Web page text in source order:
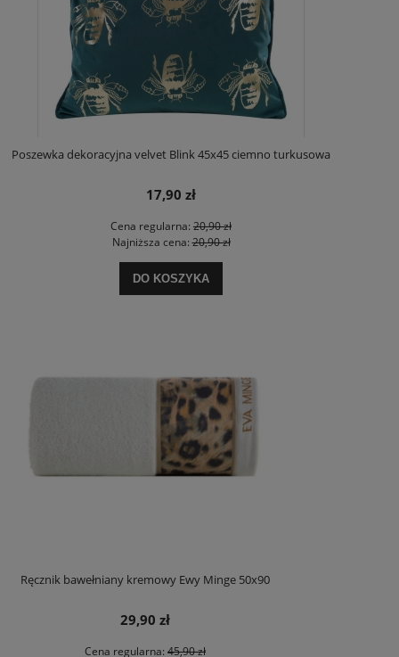
Poszewka dekoracyjna velvet Blink 45x45 ciemno turkusowa
17,90 zł
Cena regularna: 20,90 zł
Najniższa cena:20,90 zł
DO KOSZYKA
Ręcznik bawełniany kremowy Ewy Minge 50x90
29,90 zł
Cena regularna: 45,90 zł